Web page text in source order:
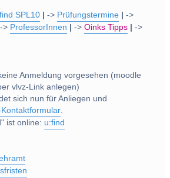
SPL10 -> Prüfungstermine
->
-> ProfessorInnen ->Oinks Tipps
->
Anmeldung vorgesehen (moodle
vlvz-Link anlegen)
sich nun für Anliegen und
Kontaktformular.
ist online: u:find